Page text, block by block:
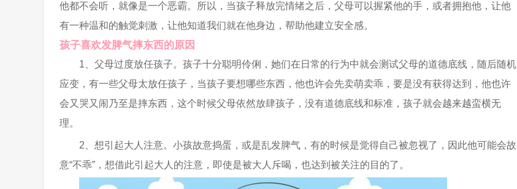
他都不会听，就像是一个恶霸。所以，当孩子释放完情绪之后，父母可以握紧他的手，或者拥抱他，让他
有一种温和的触觉刺激，让他知道我们就在他身边，帮助他建立安全感。
孩子喜欢发脾气摔东西的原因
1、父母过度放任孩子。孩子十分聪明伶俐，她们在日常的行为中就会测试父母的道德底线，随后随机
应变，有一些父母太放任孩子，当孩子要想哪些东西，他也许会先卖萌卖乖，要是没有获得达到，他也许
会又哭又闹乃至是摔东西，这个时候父母依然放肆孩子，没有道德底线和标准，孩子就会越来越蛮横无
理。
2、想引起大人注意。小孩故意捣蛋，或是乱发脾气，有的时候是觉得自己被忽视了，因此他可能会故
意“不乖”，想借此引起大人的注意，即使是被大人斥喝，也达到被关注的目的了。